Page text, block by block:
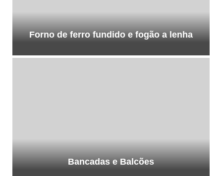
Forno de ferro fundido e fogão a lenha
Bancadas e Balcões